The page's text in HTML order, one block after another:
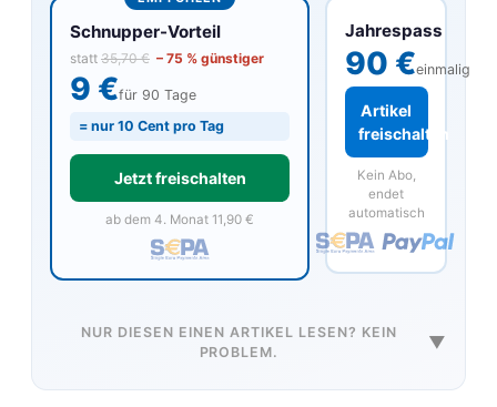
Jahrespass
90 €einmalig
Artikel
freischalten
Kein Abo,
endet
automatisch
Schnupper-Vorteil
statt 35,70 € – 75 % günstiger
9 €für 90 Tage
= nur 10 Cent pro Tag
Jetzt freischalten
ab dem 4. Monat 11,90 €
NUR DIESEN EINEN ARTIKEL LESEN? KEIN
PROBLEM.
▼